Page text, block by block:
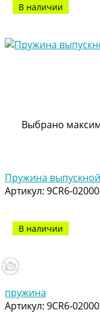
Выбрано
Пружина
Артикул: 9CR6-
В наличии
В наличии
пружина
Артикул: 9CR6-